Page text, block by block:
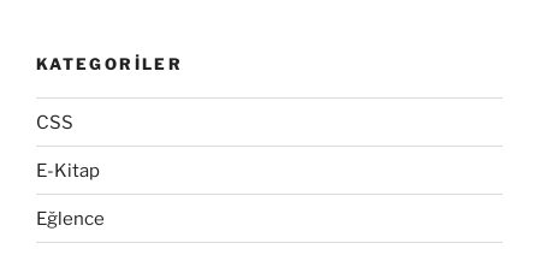
KATEGORILER
CSS
E-Kitap
Eğlence